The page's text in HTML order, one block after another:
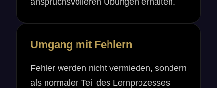
Umgang mit Fehlern
Fehler werden nicht vermieden, sondern
als normaler Teil des Lernprozesses